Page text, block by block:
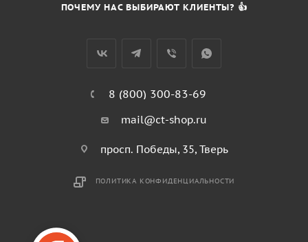
ПОЧЕМУ НАС ВЫБИРАЮТ КЛИЕНТЫ? 👍
8 (800) 300-83-69
mail@ct-shop.ru
просп. Победы, 35, Тверь
ПОЛИТИКА КОНФИДЕНЦИАЛЬНОСТИ